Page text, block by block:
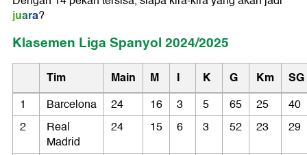
juara?
Klasemen Liga Spanyol 2024/2025
Tim Main M I K G Km SG
1 Barcelona 24 16 3 5 65 25
40
2
Real
Madrid
24 15 6 3 52 23 29